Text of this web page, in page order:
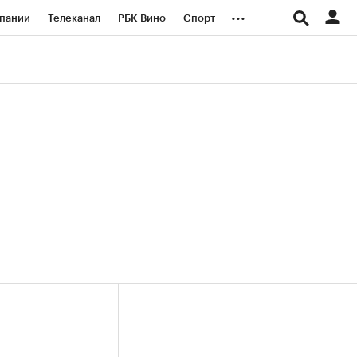
Телеканал РБК Вино Спорт ...